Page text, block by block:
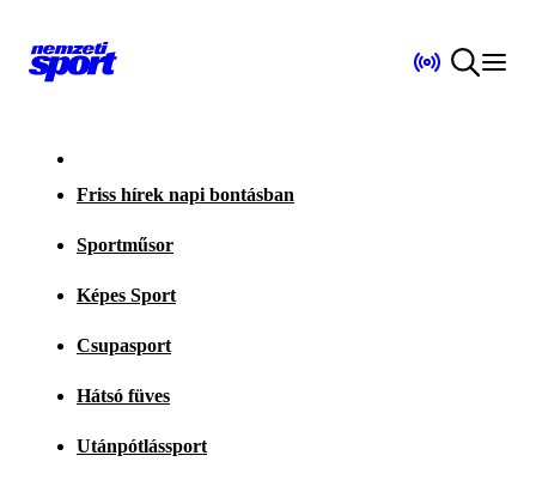
Friss hírek napi bontásban
Sportműsor
Képes Sport
Csupasport
Hátsó füves
Utánpótlássport